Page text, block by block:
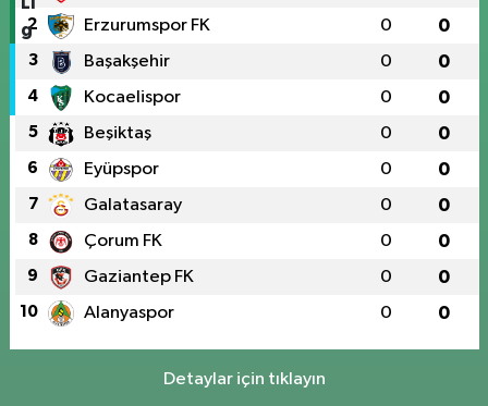
2 Erzurumspor FK 0 0
3 Başakşehir 0 0
4 Kocaelispor 0 0
5 Beşiktaş 0 0
6 Eyüpspor 0 0
7 Galatasaray 0 0
8 Çorum FK 0 0
9 Gaziantep FK 0 0
10 Alanyaspor 0 0
Detaylar için tıklayın